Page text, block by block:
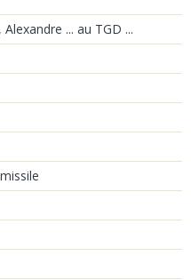
... au TGD ...